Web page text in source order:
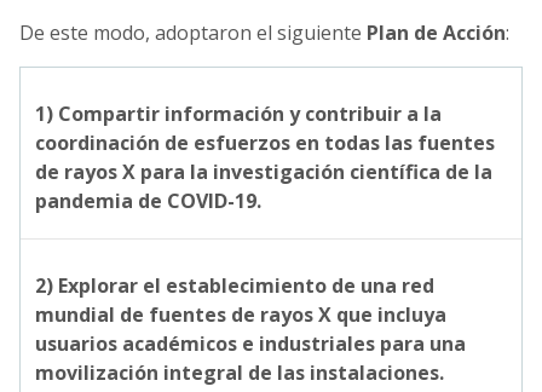
De este modo, adoptaron el siguiente Plan de Acción:
1) Compartir información y contribuir a la
coordinación de esfuerzos en todas las fuentes
de rayos X para la investigación científica de la
pandemia de COVID-19.
2) Explorar el establecimiento de una red
mundial de fuentes de rayos X que incluya
usuarios académicos e industriales para una
movilización integral de las instalaciones.